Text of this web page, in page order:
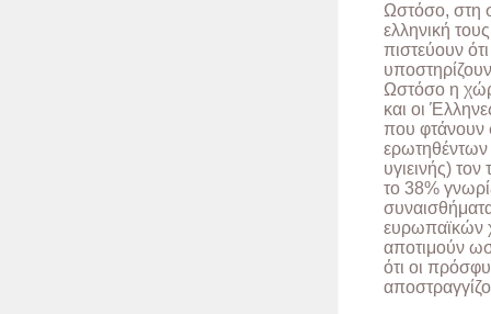
Ωστόσο, στη
ελληνική
πιστεύουν
Ωστόσο η
και οι
που φτάνουν
ερωτηθέντων
υγιεινής)
το 38%
ευρωπαϊκών
αποτιμούν
ότι οι